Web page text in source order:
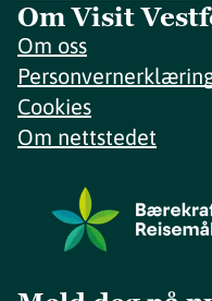
Om Visit
Om oss
Cookies
Om nettstedet